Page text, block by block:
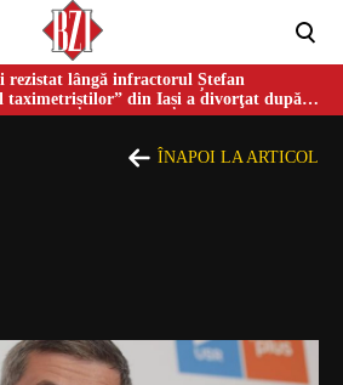
rezistat lângă infractorul Ștefan
taximetriștilor” din Iași a divorţat după
ÎNAPOI LA ARTICOL